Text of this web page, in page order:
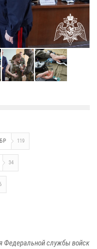
119
34
Федеральной службы войск